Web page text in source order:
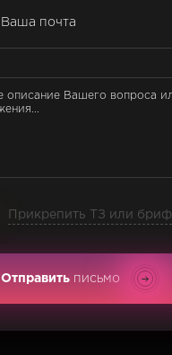
Прикрепить ТЗ или бриф
Отправить письмо